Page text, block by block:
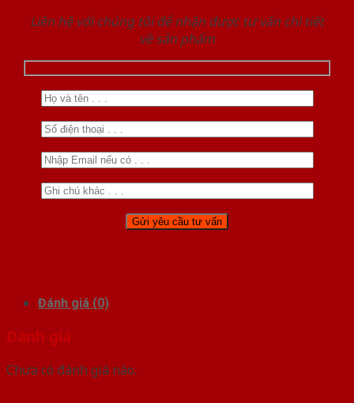
Liên hệ với chúng tôi để nhận được tư vấn chi tiết
về sản phẩm
Đánh giá (0)
Đánh giá
Chưa có đánh giá nào.